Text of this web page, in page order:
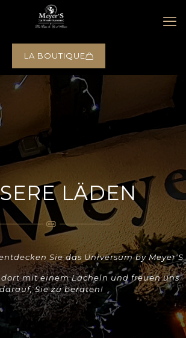
LA BOUTIQUE
LÄDEN
Sie das Universum by Meyer'S
mit einem Lächeln und freuen uns
darauf, Sie zu beraten!